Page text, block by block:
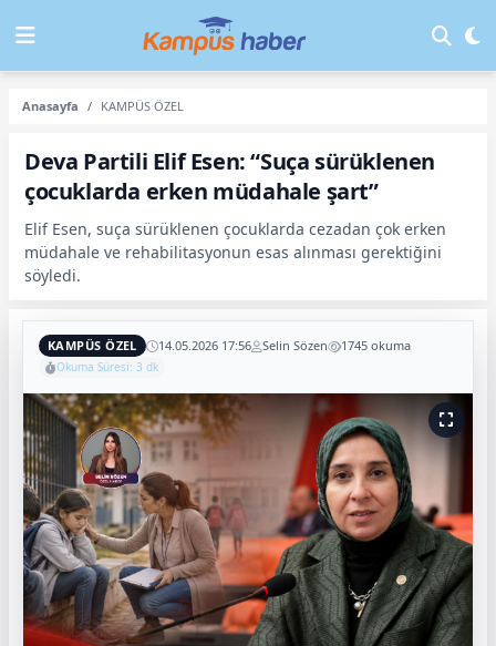
Anasayfa KAMPÜS ÖZEL
Deva Partili Elif Esen: “Suça sürüklenen
çocuklarda erken müdahale şart”
Elif Esen, suça sürüklenen çocuklarda cezadan çok erken
müdahale ve rehabilitasyonun esas alınması gerektiğini
söyledi.
KAMPÜS ÖZEL 14.05.2026 17:56 Selin Sözen 1745 okuma
Okuma Süresi: 3 dk